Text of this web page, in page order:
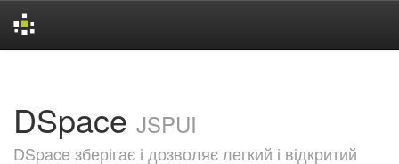
DSpace JSPUI
DSpace зберігає і дозволяє легкий і відкритий